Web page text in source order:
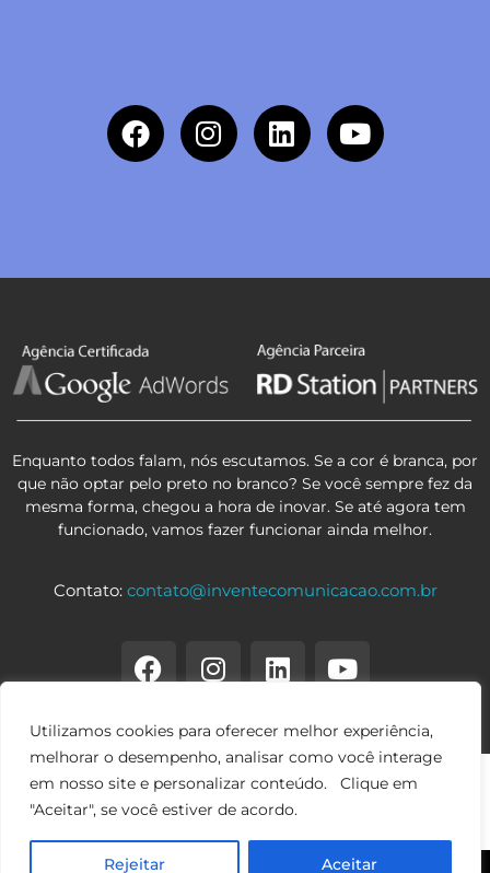
Utilizamos cookies para oferecer melhor experiência,
melhorar o desempenho, analisar como você interage
em nosso site e personalizar conteúdo. Clique em
"Aceitar", se você estiver de acordo.
Rejeitar Aceitar
Enquanto todos falam, nós escutamos. Se a cor é branca, por
que não optar pelo preto no branco? Se você sempre fez da
mesma forma, chegou a hora de inovar. Se até agora tem
funcionado, vamos fazer funcionar ainda melhor.
Contato: contato@inventecomunicacao.com.br